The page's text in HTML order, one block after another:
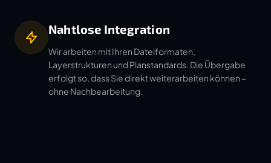
Nahtlose Integration
Wir arbeiten mit Ihren Dateiformaten,
Layerstrukturen und Planstandards. Die Übergabe
erfolgt so, dass Sie direkt weiterarbeiten können –
ohne Nachbearbeitung.